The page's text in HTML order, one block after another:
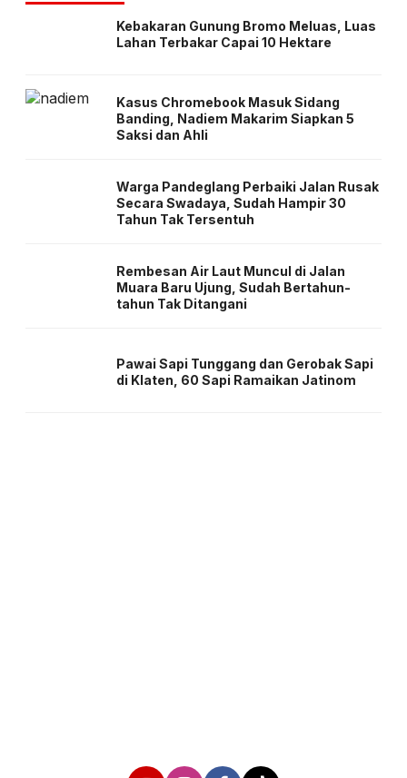
Kebakaran Gunung Bromo Meluas, Luas
Lahan Terbakar Capai 10 Hektare
Kasus Chromebook Masuk Sidang
Banding, Nadiem Makarim Siapkan 5
Saksi dan Ahli
Warga Pandeglang Perbaiki Jalan Rusak
Secara Swadaya, Sudah Hampir 30
Tahun Tak Tersentuh
Rembesan Air Laut Muncul di Jalan
Muara Baru Ujung, Sudah Bertahun-
tahun Tak Ditangani
Pawai Sapi Tunggang dan Gerobak Sapi
di Klaten, 60 Sapi Ramaikan Jatinom